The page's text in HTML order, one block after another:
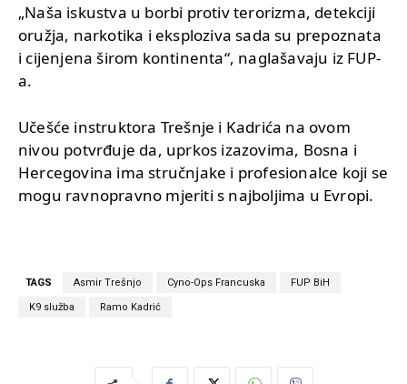
„Naša iskustva u borbi protiv terorizma, detekciji
oružja, narkotika i eksploziva sada su prepoznata
i cijenjena širom kontinenta“, naglašavaju iz FUP-
a.
Učešće instruktora Trešnje i Kadrića na ovom
nivou potvrđuje da, uprkos izazovima, Bosna i
Hercegovina ima stručnjake i profesionalce koji se
mogu ravnopravno mjeriti s najboljima u Evropi.
TAGS Asmir Trešnjo Cyno-Ops Francuska FUP BiH
K9 služba Ramo Kadrić